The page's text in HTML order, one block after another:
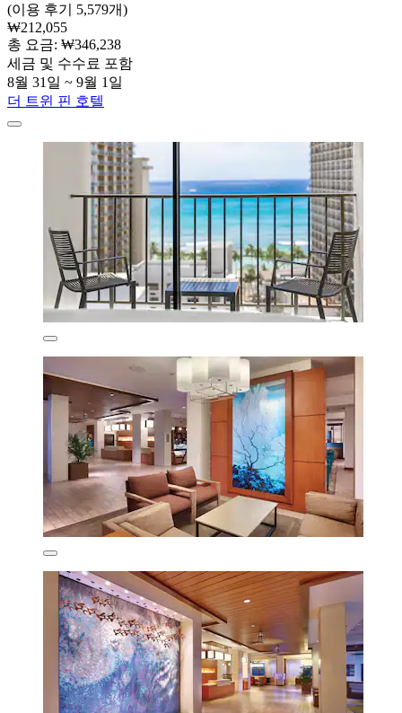
(이용 후기 5,579개)
₩212,055
총 요금: ₩346,238
세금 및 수수료 포함
8월 31일 ~ 9월 1일
더 트윈 핀 호텔